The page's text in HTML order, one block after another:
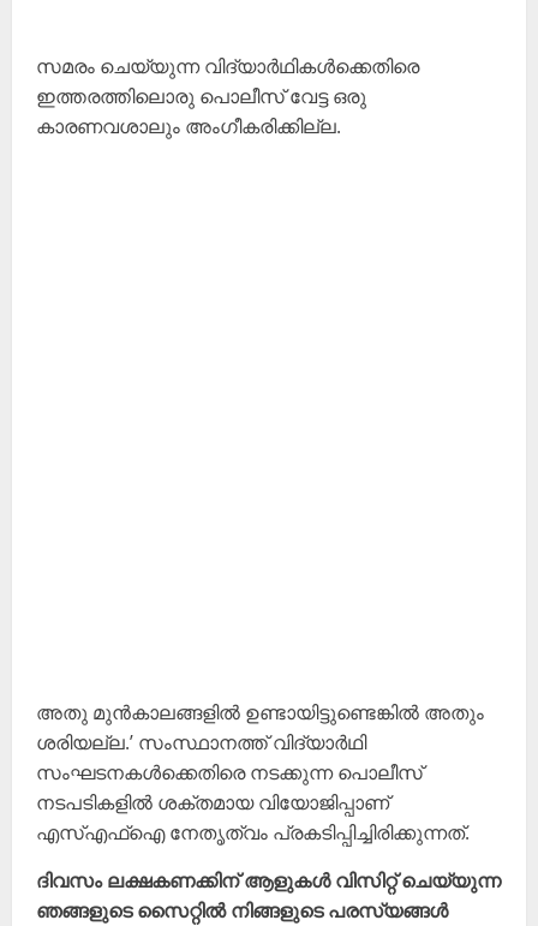
സമരം ചെയ്യുന്ന വിദ്യാർഥികൾക്കെതിരെ
ഇത്തരത്തിലൊരു പൊലീസ് വേട്ട ഒരു
കാരണവശാലും അംഗീകരിക്കില്ല.
അതു മുൻകാലങ്ങളിൽ ഉണ്ടായിട്ടുണ്ടെങ്കിൽ അതും
ശരിയല്ല.’ സംസ്ഥാനത്ത് വിദ്യാർഥി
സംഘടനകൾക്കെതിരെ നടക്കുന്ന പൊലീസ്
നടപടികളിൽ ശക്തമായ വിയോജിപ്പാണ്
എസ്എഫ്ഐ നേതൃത്വം പ്രകടിപ്പിച്ചിരിക്കുന്നത്.
ദിവസം ലക്ഷകണക്കിന് ആളുകൾ വിസിറ്റ് ചെയ്യുന്ന
ഞങ്ങളുടെ സൈറ്റിൽ നിങ്ങളുടെ പരസ്യങ്ങൾ